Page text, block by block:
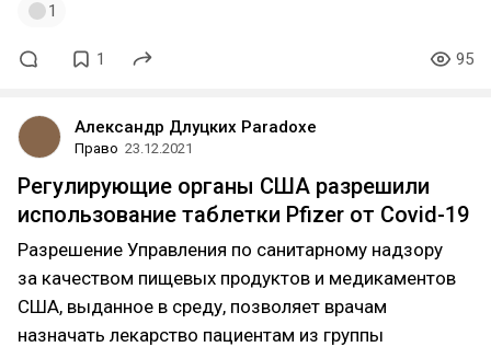
1
1 95
Александр Длуцких Paradoxe
Право 23.12.2021
Регулирующие органы США разрешили
использование таблетки Pfizer от Covid-19
Разрешение Управления по санитарному надзору
за качеством пищевых продуктов и медикаментов
США, выданное в среду, позволяет врачам
назначать лекарство пациентам из группы